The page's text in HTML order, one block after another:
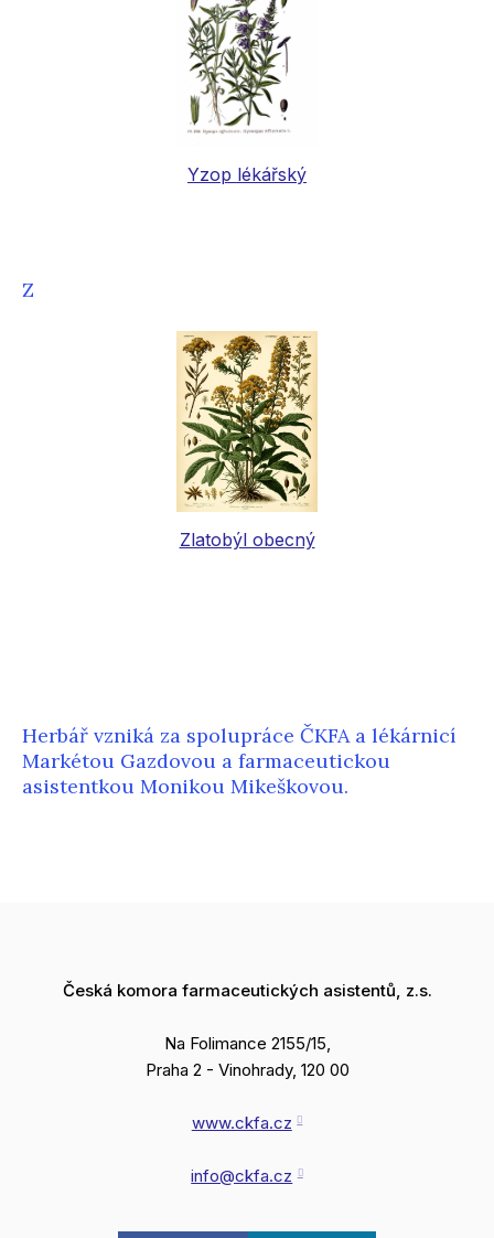
Yzop lékářský
Z
Zlatobýl obecný
Herbář vzniká za spolupráce ČKFA a lékárnicí
Markétou Gazdovou a farmaceutickou
asistentkou Monikou Mikeškovou.
Česká komora farmaceutických asistentů, z.s.
Na Folimance 2155/15,
Praha 2 - Vinohrady, 120 00
www.ckfa.cz
info@ckfa.cz